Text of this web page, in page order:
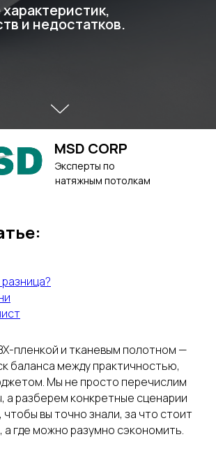
и недостатков.
MSD CORP
Эксперты по
натяжным потолкам
пленкой и тканевым полотном —
баланса между практичностью,
Мы не просто перечислим
а разберем конкретные сценарии
чтобы вы точно знали, за что стоит
а где можно разумно сэкономить.